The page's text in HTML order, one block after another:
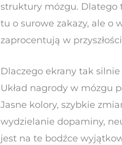
struktury mózgu. Dlatego
tu o surowe zakazy, ale o
zaprocentują w
Dlaczego ekrany tak
Układ nagrody w mózgu
Jasne kolory, szybkie
wydzielanie dopaminy,
jest na te bodźce